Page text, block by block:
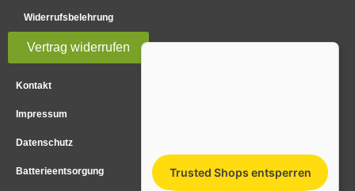
Widerrufsbelehrung
Vertrag widerrufen
Kontakt
Impressum
Datenschutz
Batterieentsorgung Trusted Shops entsperren